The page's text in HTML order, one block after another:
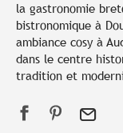
la gastronomie
bistronomique à
ambiance cosy à
dans le centre
tradition et